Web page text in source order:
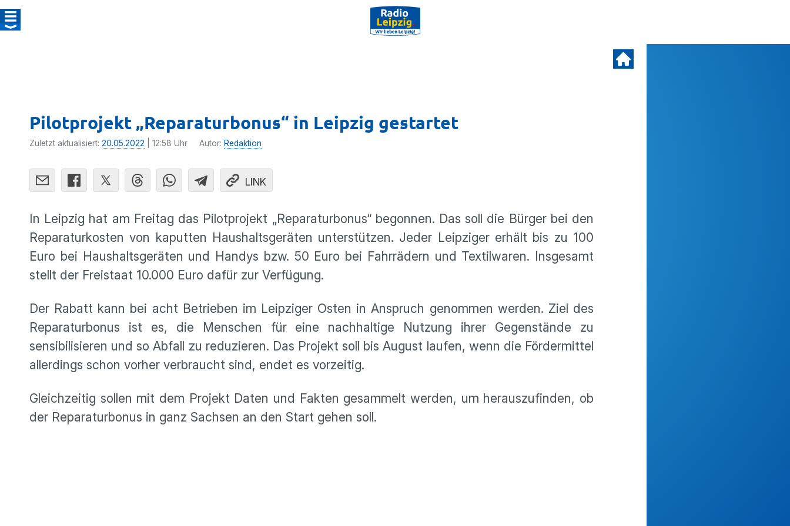
Pilotprojekt „Reparaturbonus“ in Leipzig gestartet
Zuletzt aktualisiert: 20.05.2022 | 12:58 Uhr Autor: Redaktion
LINK
In Leipzig hat am Freitag das Pilotprojekt „Reparaturbonus“ begonnen. Das soll die Bürger bei den
Reparaturkosten von kaputten Haushaltsgeräten unterstützen. Jeder Leipziger erhält bis zu 100
Euro bei Haushaltsgeräten und Handys bzw. 50 Euro bei Fahrrädern und Textilwaren. Insgesamt
stellt der Freistaat 10.000 Euro dafür zur Verfügung.
Der Rabatt kann bei acht Betrieben im Leipziger Osten in Anspruch genommen werden. Ziel des
Reparaturbonus ist es, die Menschen für eine nachhaltige Nutzung ihrer Gegenstände zu
sensibilisieren und so Abfall zu reduzieren. Das Projekt soll bis August laufen, wenn die Fördermittel
allerdings schon vorher verbraucht sind, endet es vorzeitig.
Gleichzeitig sollen mit dem Projekt Daten und Fakten gesammelt werden, um herauszufinden, ob
der Reparaturbonus in ganz Sachsen an den Start gehen soll.